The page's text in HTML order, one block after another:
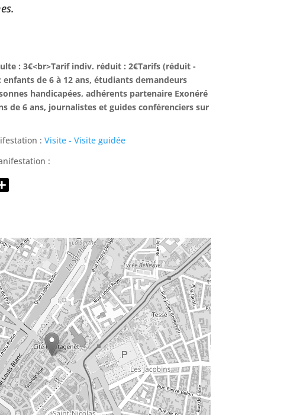
: 3€<br>Tarif indiv. réduit : 2€Tarifs (réduit -
enfants de 6 à 12 ans, étudiants demandeurs
handicapées, adhérents partenaire Exonéré
de 6 ans, journalistes et guides conférenciers sur
:Visite - Visite guidée
: